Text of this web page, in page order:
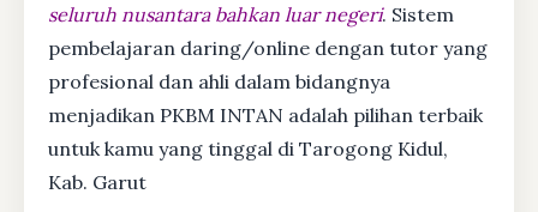
seluruh nusantara bahkan luar negeri. Sistem
pembelajaran daring/online dengan tutor yang
profesional dan ahli dalam bidangnya
menjadikan PKBM INTAN adalah pilihan terbaik
untuk kamu yang tinggal di Tarogong Kidul,
Kab. Garut